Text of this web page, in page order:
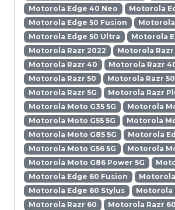
Motorola Edge 40 Neo
Motorola
Motorola Edge 50 Fusion
Motorola
Motorola Edge 50 Ultra
Motorola
Motorola Razr 2022
Motorola Razr
Motorola Razr 40
Motorola Razr
Motorola Razr 50
Motorola Razr
Motorola Razr 5G
Motorola Razr
Motorola Moto G35 5G
Motorola
Motorola Moto G55 5G
Motorola
Motorola Moto G85 5G
Motorola
Motorola Moto G56 5G
Motorola
Motorola Moto G86 Power 5G
Motorola Edge 60 Fusion
Motorola Edge 60 Stylus
Motorola
Motorola Razr 60
Motorola Razr